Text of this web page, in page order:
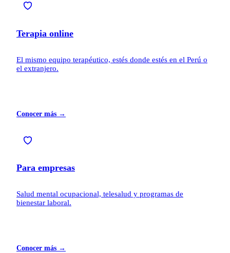
Terapia online
El mismo equipo terapéutico, estés donde estés en el Perú o
el extranjero.
Conocer más →
Para empresas
Salud mental ocupacional, telesalud y programas de
bienestar laboral.
Conocer más →